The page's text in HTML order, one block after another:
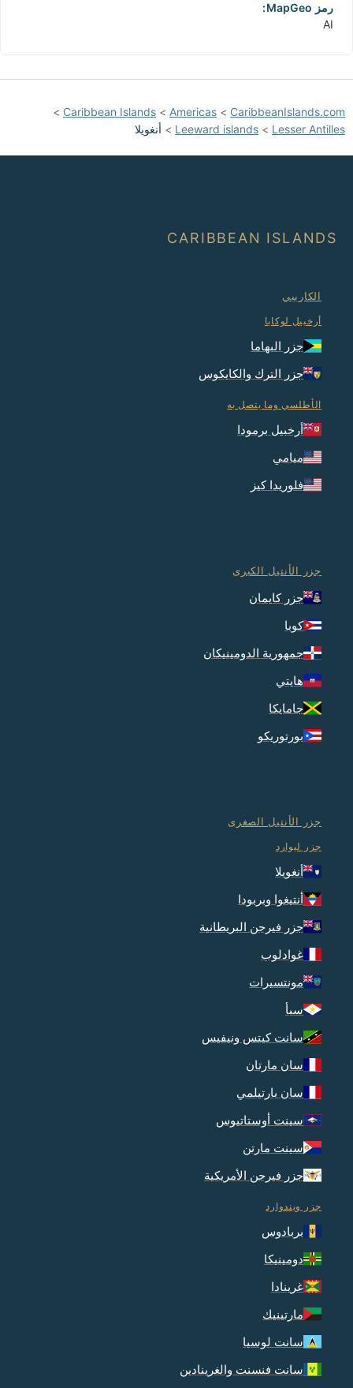
رمز MapGeo:
AI
CaribbeanIslands.com
>
Americas
>
Caribbean Islands
>
Lesser Antilles
>
Leeward islands
> أنغويلا
CARIBBEAN ISLANDS
الكاريبي
أرخبيل لوكايا
جزر البهاما
جزر الترك والكايكوس
الأطلسي وما يتصل به
أرخبيل برمودا
ميامي
فلوريدا كيز
جزر الأنتيل الكبرى
جزر كايمان
كوبا
جمهورية الدومينيكان
هايتي
جامايكا
بورتوريكو
جزر الأنتيل الصغرى
جزر ليوارد
أنغويلا
أنتيغوا وبربودا
جزر فيرجن البريطانية
غوادلوب
مونتسيرات
سبأ
سانت كيتس ونيفيس
سان مارتان
سان بارتيلمي
سينت أوستاتيوس
سينت مارتن
جزر فيرجن الأمريكية
جزر ويندوارد
بربادوس
دومينيكا
غرينادا
مارتينيك
سانت لوسيا
سانت فنسنت والغرينادين